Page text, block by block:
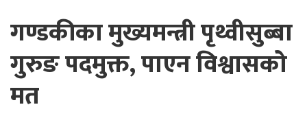
गण्डकीका मुख्यमन्त्री पृथ्वीसुब्बा
गुरुङ पदमुक्त, पाएन विश्वासको
मत